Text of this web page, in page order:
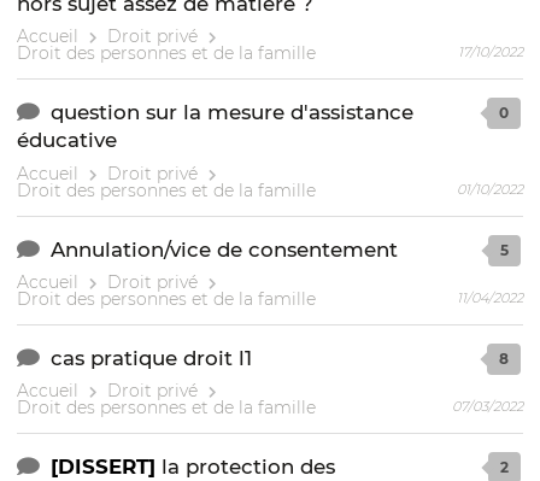
Accueil Droit privé
Droit des personnes et de la famille 17/10/2022
question sur la mesure d'assistance
éducative
Accueil Droit privé
Droit des personnes et de la famille
0
01/10/2022
Annulation/vice de consentement
Accueil Droit privé
Droit des personnes et de la famille
5
11/04/2022
cas pratique droit l1
Accueil Droit privé
Droit des personnes et de la famille
8
07/03/2022
[DISSERT] la protection des
2